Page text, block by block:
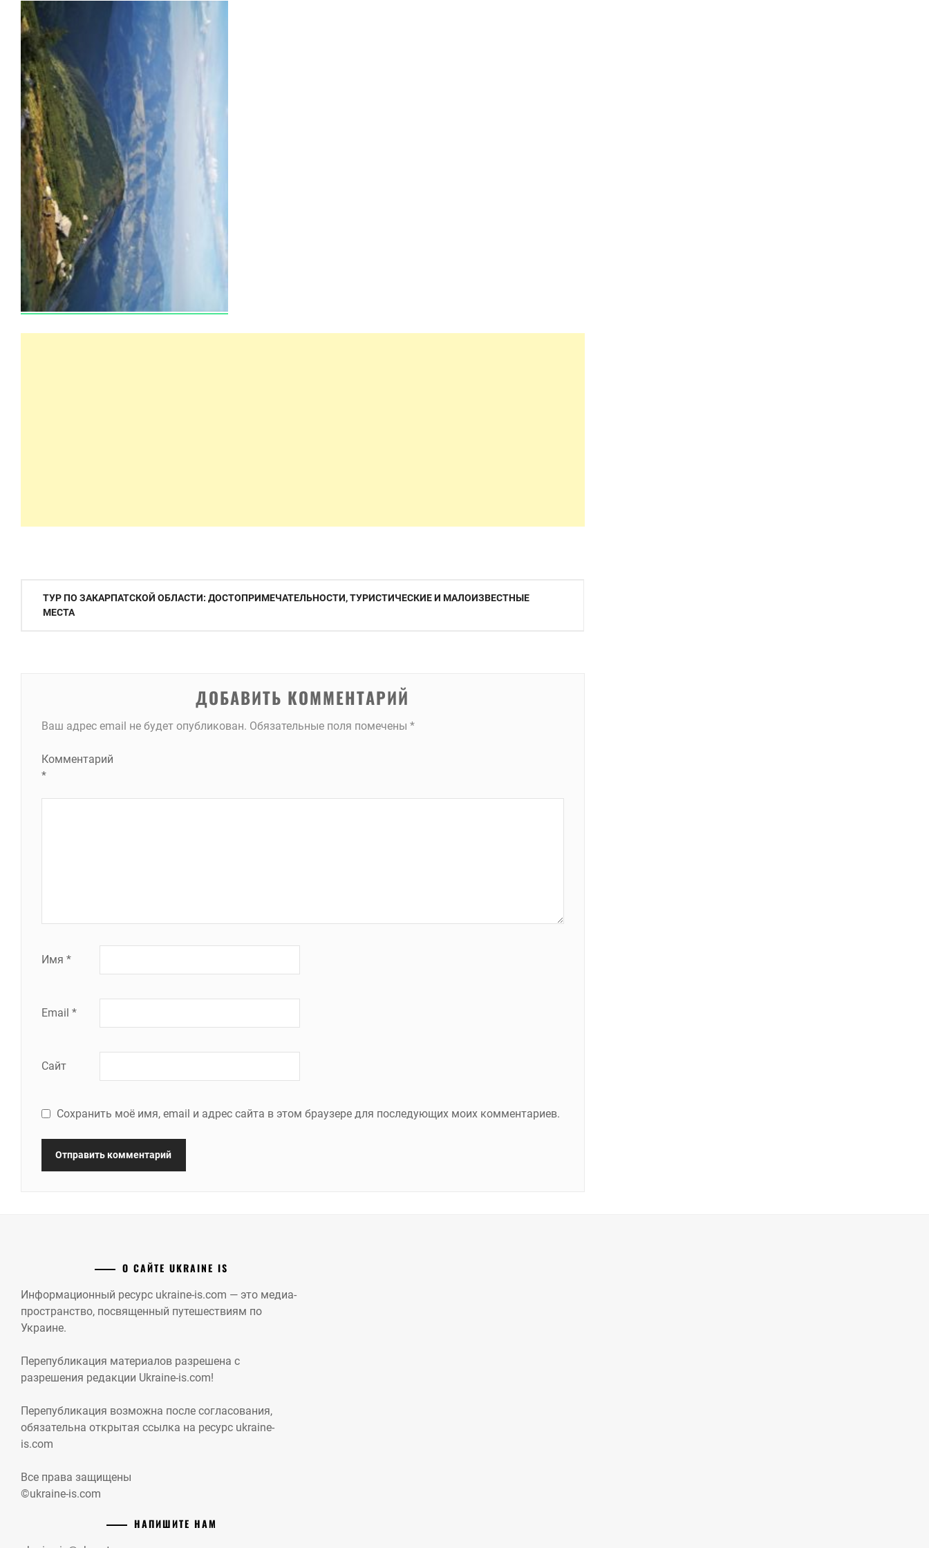
Навигация
ТУР ПО ЗАКАРПАТСКОЙ ОБЛАСТИ: ДОСТОПРИМЕЧАТЕЛЬНОСТИ, ТУРИСТИЧЕСКИЕ И МАЛОИЗВЕСТНЫЕ
МЕСТА
ДОБАВИТЬ КОММЕНТАРИЙ
Ваш адрес email не будет опубликован. Обязательные поля помечены *
Комментарий
*
Имя *
Email *
Сайт
Сохранить моё имя, email и адрес сайта в этом браузере для последующих моих комментариев.
О САЙТЕ UKRAINE IS
Информационный ресурс ukraine-is.com — это медиа-
пространство, посвященный путешествиям по
Украине.
Перепубликация материалов разрешена с
разрешения редакции Ukraine-is.com!
Перепубликация возможна после согласования,
обязательна открытая ссылка на ресурс ukraine-
is.com
Все права защищены
©ukraine-is.com
НАПИШИТЕ НАМ